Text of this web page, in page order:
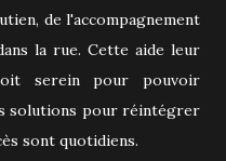
de l'accompagnement
la rue. Cette aide leur
serein pour pouvoir
solutions pour réintégrer
sont quotidiens.